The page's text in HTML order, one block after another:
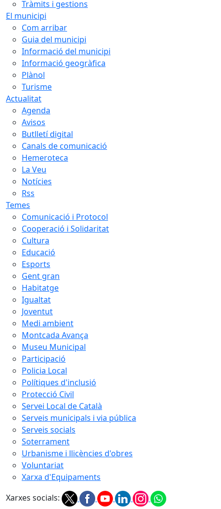
Tràmits i gestions
El municipi
Com arribar
Guia del municipi
Informació del municipi
Informació geogràfica
Plànol
Turisme
Actualitat
Agenda
Avisos
Butlletí digital
Canals de comunicació
Hemeroteca
La Veu
Notícies
Rss
Temes
Comunicació i Protocol
Cooperació i Solidaritat
Cultura
Educació
Esports
Gent gran
Habitatge
Igualtat
Joventut
Medi ambient
Montcada Avança
Museu Municipal
Participació
Policia Local
Polítiques d'inclusió
Protecció Civil
Servei Local de Català
Serveis municipals i via pública
Serveis socials
Soterrament
Urbanisme i llicències d'obres
Voluntariat
Xarxa d'Equipaments
Xarxes socials: